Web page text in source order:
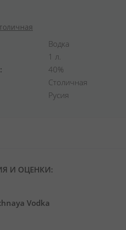
Водка
1 л.
40%
Столичная
Русия
И ОЦЕНКИ:
Vodka